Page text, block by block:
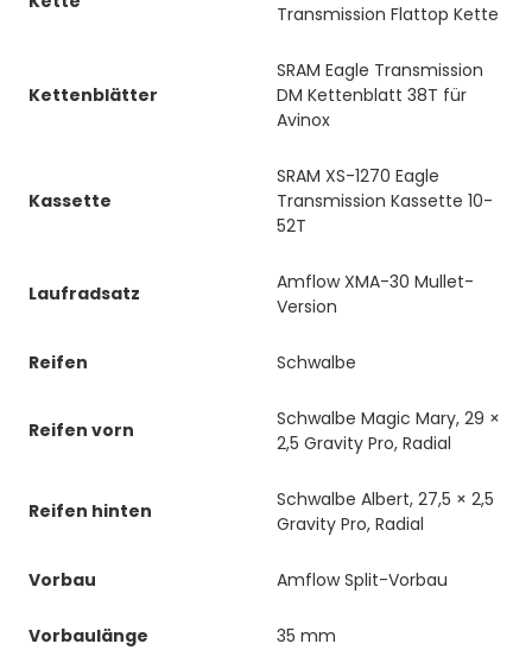
Transmission Flattop Kette
Kettenblätter
SRAM Eagle Transmission
DM Kettenblatt 38T für
Avinox
Kassette
SRAM XS-1270 Eagle
Transmission Kassette 10-
52T
Laufradsatz
Amflow XMA-30 Mullet-
Version
Reifen Schwalbe
Reifen vorn
Schwalbe Magic Mary, 29 ×
2,5 Gravity Pro, Radial
Reifen hinten
Schwalbe Albert, 27,5 × 2,5
Gravity Pro, Radial
Vorbau Amflow Split-Vorbau
Vorbaulänge 35 mm